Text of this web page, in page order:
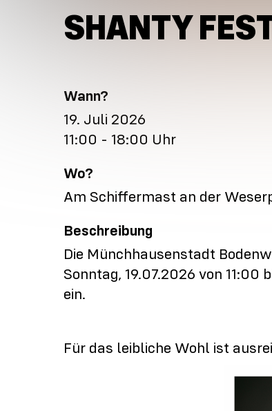
SHANTY
Wann?
19. Juli 2026
11:00 - 18:00 Uhr
Wo?
Am Schiffermast an der
Beschreibung
Die Münchhausenstadt
Sonntag, 19.07.2026 von
ein.
Für das leibliche Wohl ist